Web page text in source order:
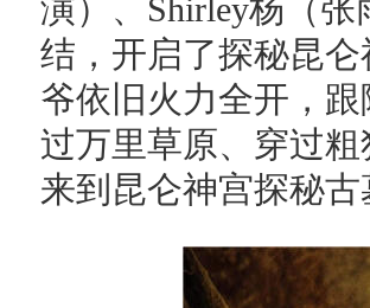
演）、Shirley杨（
结，开启了探秘昆
爷依旧火力全开，
过万里草原、穿过
来到昆仑神宫探秘古